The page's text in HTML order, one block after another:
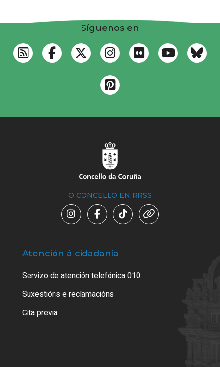
Síguenos en
O CONCELLO EN RRSS
Atención á cidadanía
Servizo de atención telefónica 010
Suxestións e reclamacións
Cita previa